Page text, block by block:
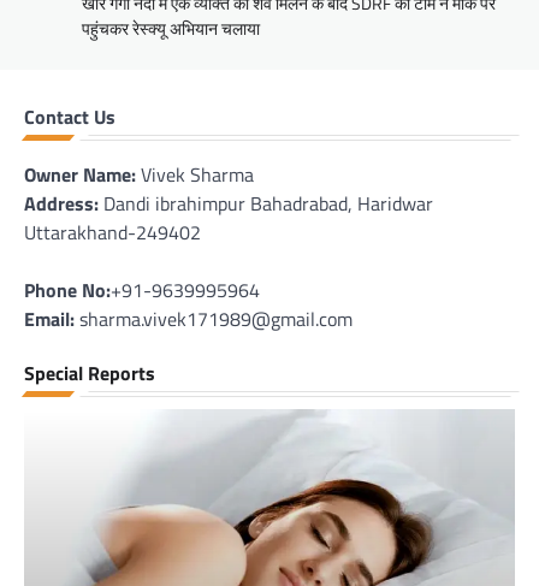
पहुंचकर रेस्क्यू अभियान चलाया
Contact Us
Owner Name:Vivek Sharma
Address: Dandi ibrahimpur Bahadrabad, Haridwar
Uttarakhand-249402
Phone No:+91-9639995964
Email:sharma.vivek171989@gmail.com
Special Reports